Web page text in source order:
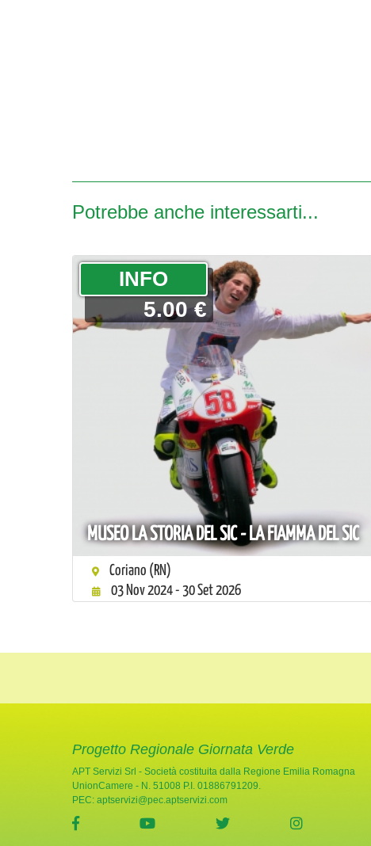
Potrebbe anche interessarti...
MUSEO LA STORIA DEL SIC - LA FIAMMA DEL SIC
­INFO
5.00 €
Coriano (RN)
03 Nov 2024 - 30 Set 2026
Progetto Regionale Giornata Verde
APT Servizi Srl - Società costituita dalla Regione Emilia Romagna
UnionCamere - N. 51008 P.I. 01886791209.
PEC: aptservizi@pec.aptservizi.com
visita la pagina Facebook di Giornata Verde
visita la pagina YouTube di
visita la pagina Twitter
visita la